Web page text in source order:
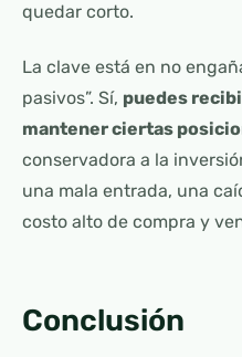
quedar corto.
La clave está en no
pasivos”. Sí, puedes
mantener ciertas
conservadora a la
una mala entrada, una
costo alto de compra y
Conclusión